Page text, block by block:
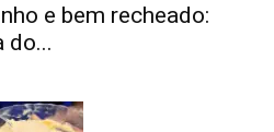
e bem recheado:
do...